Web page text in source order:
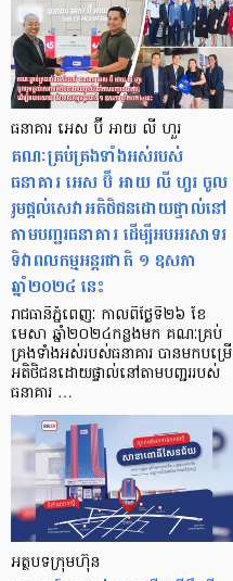
ធនាគារ អេស ប៊ី អាយ លី ហួរ
គណៈគ្រប់គ្រងទាំងអស់របស់
ធនាគារ អេស ប៊ី អាយ លី ហួរ ចូល
រួមផ្តល់សេវាអតិថិជនដោយផ្ទាល់នៅ
តាមបញ្ជរធនាគារ ដើម្បីអបអរសាទរ
ទិវាពលកម្មអន្តរជាតិ ១ ឧសភា
ឆ្នាំ២០២៤ នេះ
រាជធានីភ្នំពេញៈ កាលពីថ្ងៃទី២៦ ខែ
មេសា ឆ្នាំ២០២៤កន្លងមក គណៈគ្រប់
គ្រងទាំងអស់របស់ធនាគារ បានមកបម្រើ
អតិថិជនដោយផ្ទាល់នៅតាមបញ្ជររបស់
ធនាគារ …
អត្ថបទក្រុមហ៊ុន